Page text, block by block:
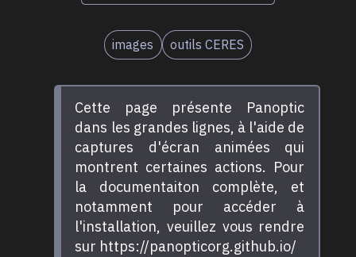
images outils CERES
Cette page présente Panoptic
dans les grandes lignes, à l'aide de
captures d'écran animées qui
montrent certaines actions. Pour
la documentaiton complète, et
notamment pour accéder à
l'installation, veuillez vous rendre
sur https://panopticorg.github.io/